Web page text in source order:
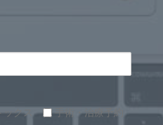
クス
手術・治療予約